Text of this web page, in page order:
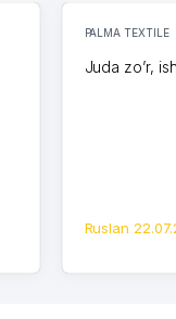
PALMA TEXTILE
Juda zo’r,
Ruslan